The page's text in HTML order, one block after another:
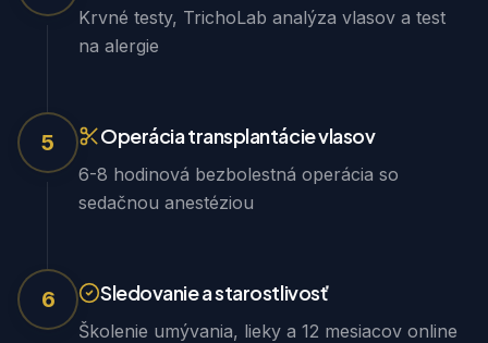
Krvné testy, TrichoLab analýza vlasov a test
na alergie
5 Operácia transplantácie vlasov
6-8 hodinová bezbolestná operácia so
sedačnou anestéziou
6 Sledovanie a starostlivosť
Školenie umývania, lieky a 12 mesiacov online